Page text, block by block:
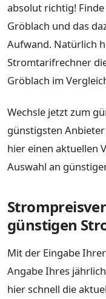
absolut richtig!
Gröblach und das
Aufwand. Natürlich
Stromtarifrechner
Gröblach im
Wechsle jetzt zum
günstigsten
hier einen aktuellen
Auswahl an
günstigen
Mit der Eingabe
Angabe Ihres
hier schnell die